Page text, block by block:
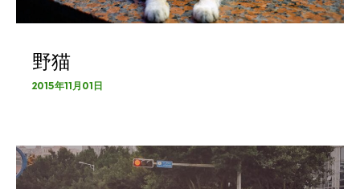
野猫
2015年11月01日